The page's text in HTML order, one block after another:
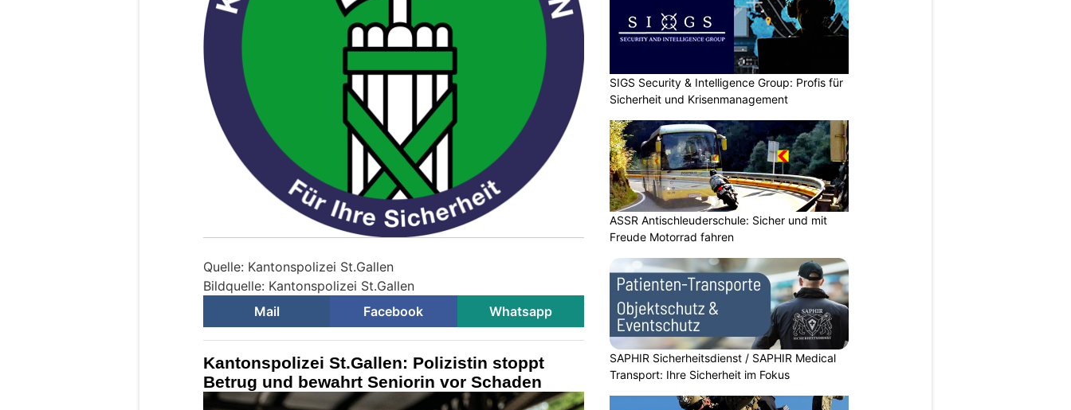
Quelle: Kantonspolizei St.Gallen
Bildquelle: Kantonspolizei St.Gallen
Mail
Facebook Whatsapp
Kantonspolizei St.Gallen: Polizistin stoppt
Betrug und bewahrt Seniorin vor Schaden
SIGS Security & Intelligence Group: Profis für
Sicherheit und Krisenmanagement
ASSR Antischleuderschule: Sicher und mit
Freude Motorrad fahren
SAPHIR Sicherheitsdienst / SAPHIR Medical
Transport: Ihre Sicherheit im Fokus